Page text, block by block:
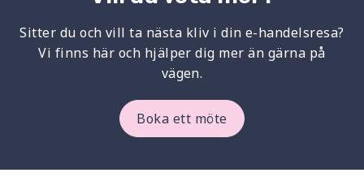
Sitter du och vill ta nästa kliv i din e-handelsresa?
Vi finns här och hjälper dig mer än gärna på
vägen.
Boka ett möte